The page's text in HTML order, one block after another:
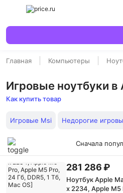
Главная Компьютеры
Игровые ноутбуки в
Как купить товар
Игровые Msi Недорогие
Сначала
281 286 ₽
Ноутбук Apple
x 2234, Apple M5